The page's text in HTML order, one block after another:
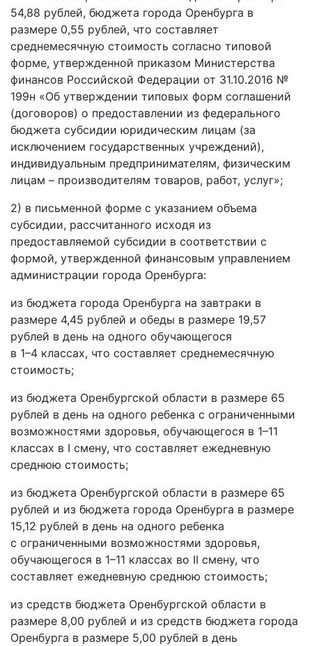
54,88 рублей, бюджета города Оренбурга в
размере 0,55 рублей, что составляет
среднемесячную стоимость согласно типовой
форме, утвержденной приказом Министерства
финансов Российской Федерации от 31.10.2016 №
199н «Об утверждении типовых форм соглашений
(договоров) о предоставлении из федерального
бюджета субсидии юридическим лицам (за
исключением государственных учреждений),
индивидуальным предпринимателям, физическим
лицам – производителям товаров, работ, услуг»;
2) в письменной форме с указанием объема
субсидии, рассчитанного исходя из
предоставляемой субсидии в соответствии с
формой, утвержденной финансовым управлением
администрации города Оренбурга:
из бюджета города Оренбурга на завтраки в
размере 4,45 рублей и обеды в размере 19,57
рублей в день на одного обучающегося
в 1–4 классах, что составляет среднемесячную
стоимость;
из бюджета Оренбургской области в размере 65
рублей в день на одного ребенка с ограниченными
возможностями здоровья, обучающегося в 1–11
классах в I смену, что составляет ежедневную
среднюю стоимость;
из бюджета Оренбургской области в размере 65
рублей и из бюджета города Оренбурга в размере
15,12 рублей в день на одного ребенка
с ограниченными возможностями здоровья,
обучающегося в 1–11 классах во II смену, что
составляет ежедневную среднюю стоимость;
из средств бюджета Оренбургской области в
размере 8,00 рублей и из средств бюджета города
Оренбурга в размере 5,00 рублей в день